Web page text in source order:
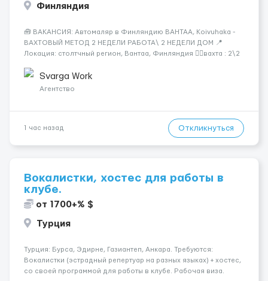
Финляндия
🧰 ВАКАНСИЯ: Автомаляр в Финляндию ВАНТАА, Koivuhaka -
ВАХТОВЫЙ МЕТОД 2 НЕДЕЛИ РАБОТА\ 2 НЕДЕЛИ ДОМ 📍
Локация: столтчный регион, Вантаа, Финляндия 👌🏻вахта : 2\2
час брутто 🏠 Жильё: предоставляется БЕСПЛАТНО 📞
Контакт: +3725672...
Svarga Work
Агентство
1 час назад Откликнуться
Вокалистки, хостес для работы в
клубе.
от 1700+% $
Турция
Турция: Бурса, Эдирне, Газиантеп, Анкара. Требуются:
Вокалистки (эстрадный репертуар на разных языках) + хостеc,
со своей программой для работы в клубе. Рабочая виза.